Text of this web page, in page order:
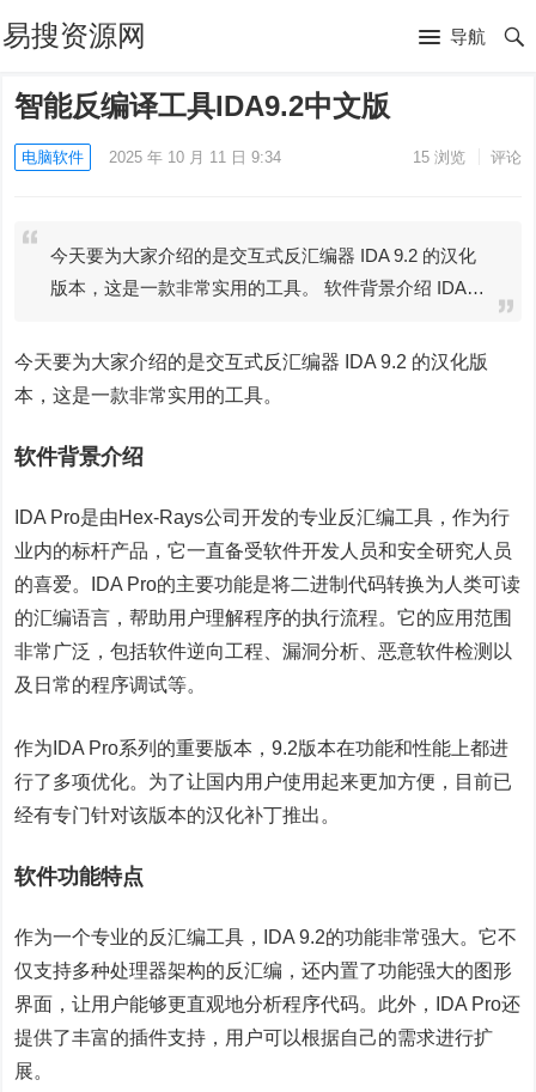
易搜资源网 导航
智能反编译工具IDA9.2中文版
电脑软件 2025 年 10 月 11 日 9:34 15浏览 评论
今天要为大家介绍的是交互式反汇编器 IDA 9.2 的汉化
版本，这是一款非常实用的工具。 软件背景介绍 IDA…
今天要为大家介绍的是交互式反汇编器 IDA 9.2 的汉化版
本，这是一款非常实用的工具。
软件背景介绍
IDA Pro是由Hex-Rays公司开发的专业反汇编工具，作为行
业内的标杆产品，它一直备受软件开发人员和安全研究人员
的喜爱。IDA Pro的主要功能是将二进制代码转换为人类可读
的汇编语言，帮助用户理解程序的执行流程。它的应用范围
非常广泛，包括软件逆向工程、漏洞分析、恶意软件检测以
及日常的程序调试等。
作为IDA Pro系列的重要版本，9.2版本在功能和性能上都进
行了多项优化。为了让国内用户使用起来更加方便，目前已
经有专门针对该版本的汉化补丁推出。
软件功能特点
作为一个专业的反汇编工具，IDA 9.2的功能非常强大。它不
仅支持多种处理器架构的反汇编，还内置了功能强大的图形
界面，让用户能够更直观地分析程序代码。此外，IDA Pro还
提供了丰富的插件支持，用户可以根据自己的需求进行扩
展。